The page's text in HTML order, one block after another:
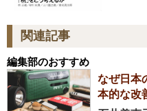
関連記事
編集部のおすすめ
なぜ日本
本的な改